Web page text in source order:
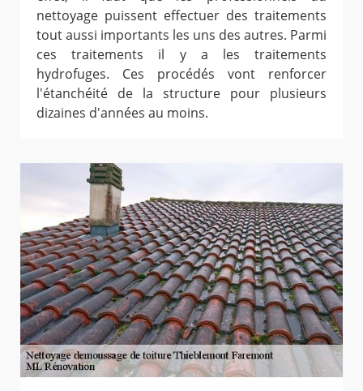
nettoyage puissent effectuer des traitements
tout aussi importants les uns des autres. Parmi
ces traitements il y a les traitements
hydrofuges. Ces procédés vont renforcer
l'étanchéité de la structure pour plusieurs
dizaines d'années au moins.